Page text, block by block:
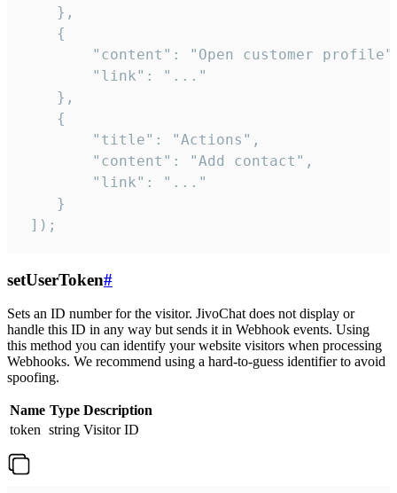
    },
    {
"content": "Open customer
        "link": "..."
    },
    {
        "title": "Actions",
        "content": "Add contact",
        "link": "..."
    }
]);
setUserToken#
Sets an ID number for the visitor. JivoChat does not display or
handle this ID in any way but sends it in Webhook events. Using
this method you can identify your website visitors when processing
Webhooks. We recommend using a hard-to-guess identifier to avoid
spoofing.
Name Type Description
token string Visitor ID